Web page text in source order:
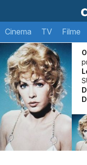
Cinema TV Filme